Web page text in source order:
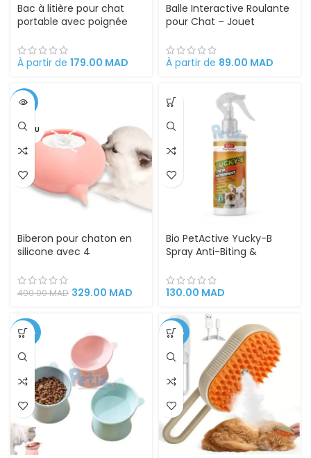
Bac à litière pour chat
portable avec poignée
détachable
À partir de 179.00 MAD
Balle Interactive Roulante
pour Chat – Jouet
Tactile avec 3 Modes de
Jeu et Recharge USB
À partir de 89.00 MAD
-18%
VENDU
Biberon pour chaton en
silicone avec 4
nouveaux-nés
400.00MAD 329.00 MAD
Bio PetActive Yucky-B
Spray Anti-Biting &
Scratching pour Chiens et
Chats 250ml – Veterinary
130.00 MAD
-40% -46%